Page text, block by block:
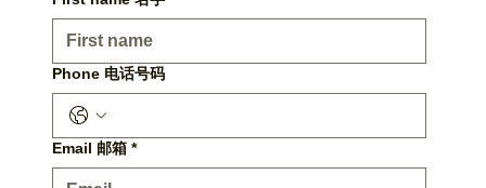
Phone 电话号码
Email 邮箱 *